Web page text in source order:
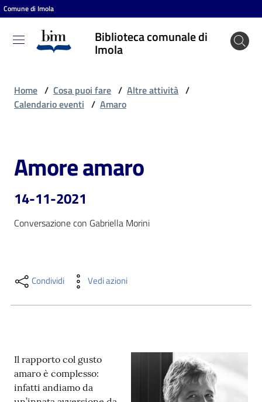
Vai al contenuto
Vai alla navigazione
Vai al footer
Comune di Imola
Biblioteca comunale di
Imola
Biblioteca
comunale
Cosa
puoi
fare
contenuti
Home / Cosa puoi fare / Altre attività /
Calendario eventi / Amaro
Salta al contenuto
Amore amaro
14-11-2021
Conversazione con Gabriella Morini
Condividi Vedi azioni
Il rapporto col gusto
amaro è complesso:
infatti andiamo da